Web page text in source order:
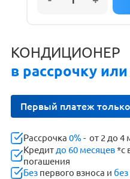
КОНДИЦИОНЕР
в рассрочку
Первый платеж
Рассрочка0% - от 2 до 4
Кредит до 60 месяцев*с
погашения
Без первого взноса и без